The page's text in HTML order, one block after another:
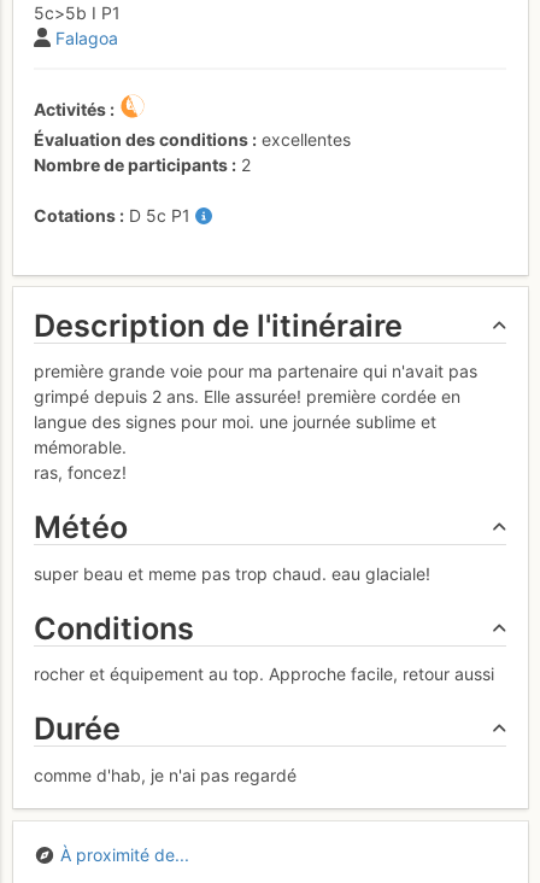
5c>5b I P1
Falagoa
Activités
Évaluation des conditions
excellentes
Nombre de participants
2
Cotations D 5c P1
Description de l'itinéraire
première grande voie pour ma partenaire qui n'avait pas
grimpé depuis 2 ans. Elle assurée! première cordée en
langue des signes pour moi. une journée sublime et
mémorable.
ras, foncez!
Météo
super beau et meme pas trop chaud. eau glaciale!
Conditions
rocher et équipement au top. Approche facile, retour aussi
Durée
comme d'hab, je n'ai pas regardé
À proximité de...